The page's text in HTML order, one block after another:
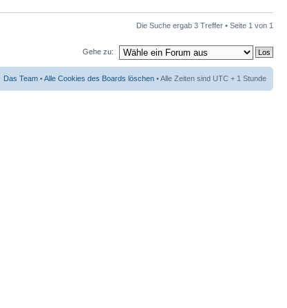
Die Suche ergab 3 Treffer • Seite 1 von 1
Gehe zu:
Das Team •Alle Cookies des Boards löschen • Alle Zeiten sind UTC + 1 Stunde